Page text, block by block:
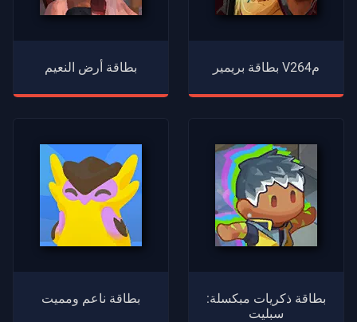
بطاقة أرض النعيم بطاقة بريمير V26م4
بطاقة ناعم ومميت
بطاقة ذكريات مبكسلة:
سبليت